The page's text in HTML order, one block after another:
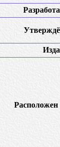
Расположен